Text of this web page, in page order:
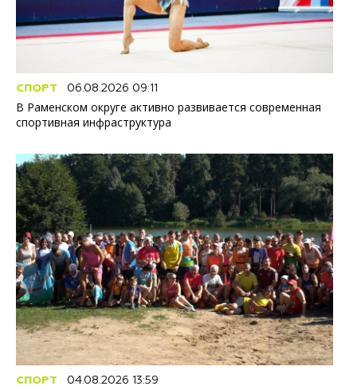
СПОРТ 06.08.2026 09:11
В Раменском округе активно развивается современная
спортивная инфраструктура
СПОРТ 04.08.2026 13:59